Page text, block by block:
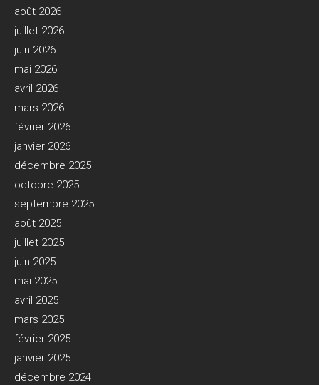
août 2026
juillet 2026
juin 2026
mai 2026
avril 2026
mars 2026
février 2026
janvier 2026
décembre 2025
octobre 2025
septembre 2025
août 2025
juillet 2025
juin 2025
mai 2025
avril 2025
mars 2025
février 2025
janvier 2025
décembre 2024